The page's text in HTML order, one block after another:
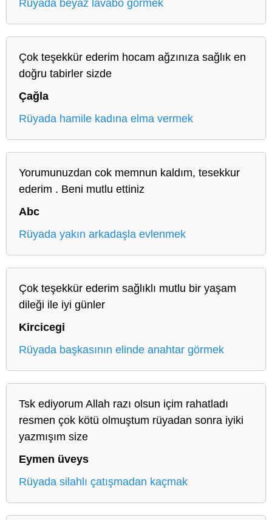
Rüyada beyaz lavabo görmek
Çok teşekkür ederim hocam ağzınıza sağlık en
doğru tabirler sizde
Çağla
Rüyada hamile kadına elma vermek
Yorumunuzdan cok memnun kaldım, tesekkur
ederim . Beni mutlu ettiniz
Abc
Rüyada yakın arkadaşla evlenmek
Çok teşekkür ederim sağlıklı mutlu bir yaşam
dileği ile iyi günler
Kircicegi
Rüyada başkasının elinde anahtar görmek
Tsk ediyorum Allah razı olsun içim rahatladı
resmen çok kötü olmuştum rüyadan sonra iyiki
yazmışım size
Eymen üveys
Rüyada silahlı çatışmadan kaçmak